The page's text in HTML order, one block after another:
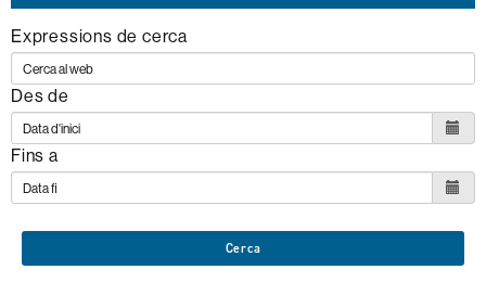
Expressions de cerca
Des de
Fins a
Cerca